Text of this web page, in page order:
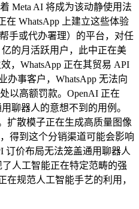
Meta AI 将成为该动静使用法
WhatsApp 上建立这些体验
手或代办署理）的平台，对任
的月活跃用户，此中正在美
，WhatsApp 正在其贸易 API
办事客户，WhatsApp 无法向
以高额罚款。OpenAI 正在
聊器人的意想不到的用例。
扩散模子正在生成高质量图像
得到这个分销渠道可能会影响
订价布局无法笼盖通用聊器人
人工智能正在特定范畴的强
规范人工智能手艺的利用，